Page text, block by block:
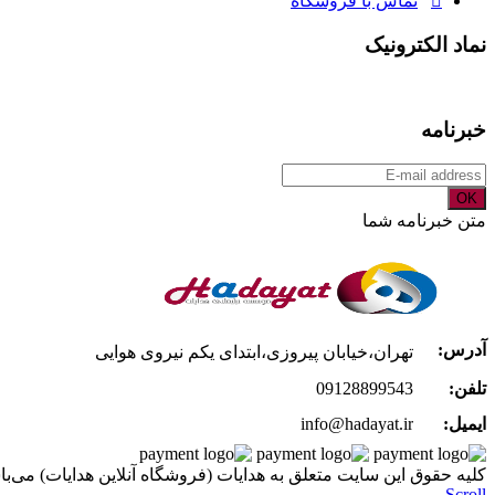
نماد الکترونیک
خبرنامه
OK
متن خبرنامه شما
آدرس:
تهران،خیابان پیروزی،ابتدای یکم نیروی هوایی
تلفن:
09128899543
ایمیل:
info@hadayat.ir
کليه حقوق اين سايت متعلق به هدایات (فروشگاه آنلاین هدایات)